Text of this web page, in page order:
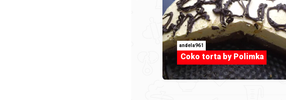
andela961
Coko torta by Polimka